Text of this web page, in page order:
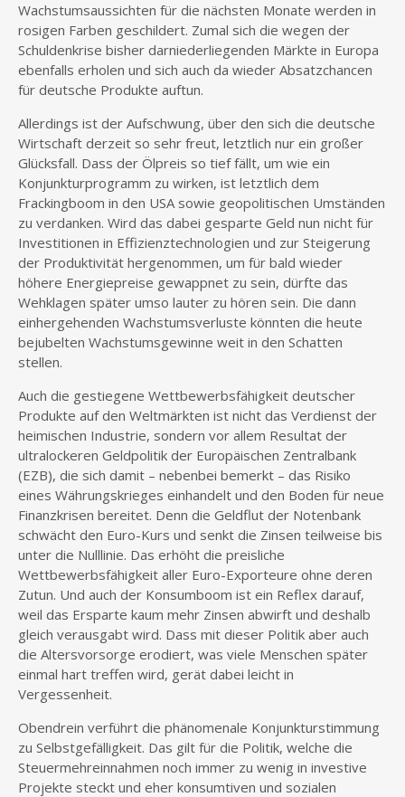
Wachstumsaussichten für die nächsten Monate werden in
rosigen Farben geschildert. Zumal sich die wegen der
Schuldenkrise bisher darniederliegenden Märkte in Europa
ebenfalls erholen und sich auch da wieder Absatzchancen
für deutsche Produkte auftun.
Allerdings ist der Aufschwung, über den sich die deutsche
Wirtschaft derzeit so sehr freut, letztlich nur ein großer
Glücksfall. Dass der Ölpreis so tief fällt, um wie ein
Konjunkturprogramm zu wirken, ist letztlich dem
Frackingboom in den USA sowie geopolitischen Umständen
zu verdanken. Wird das dabei gesparte Geld nun nicht für
Investitionen in Effizienztechnologien und zur Steigerung
der Produktivität hergenommen, um für bald wieder
höhere Energiepreise gewappnet zu sein, dürfte das
Wehklagen später umso lauter zu hören sein. Die dann
einhergehenden Wachstumsverluste könnten die heute
bejubelten Wachstumsgewinne weit in den Schatten
stellen.
Auch die gestiegene Wettbewerbsfähigkeit deutscher
Produkte auf den Weltmärkten ist nicht das Verdienst der
heimischen Industrie, sondern vor allem Resultat der
ultralockeren Geldpolitik der Europäischen Zentralbank
(EZB), die sich damit – nebenbei bemerkt – das Risiko
eines Währungskrieges einhandelt und den Boden für neue
Finanzkrisen bereitet. Denn die Geldflut der Notenbank
schwächt den Euro-Kurs und senkt die Zinsen teilweise bis
unter die Nulllinie. Das erhöht die preisliche
Wettbewerbsfähigkeit aller Euro-Exporteure ohne deren
Zutun. Und auch der Konsumboom ist ein Reflex darauf,
weil das Ersparte kaum mehr Zinsen abwirft und deshalb
gleich verausgabt wird. Dass mit dieser Politik aber auch
die Altersvorsorge erodiert, was viele Menschen später
einmal hart treffen wird, gerät dabei leicht in
Vergessenheit.
Obendrein verführt die phänomenale Konjunkturstimmung
zu Selbstgefälligkeit. Das gilt für die Politik, welche die
Steuermehreinnahmen noch immer zu wenig in investive
Projekte steckt und eher konsumtiven und sozialen